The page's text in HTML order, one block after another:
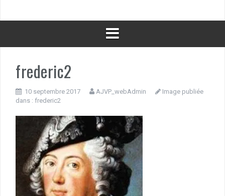
frederic2
10 septembre 2017 AJVP_webAdmin
Image publiée
dans : frederic2